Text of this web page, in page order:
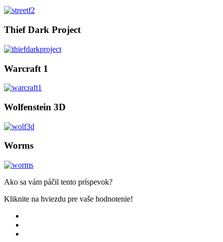
Thief Dark Project
Warcraft 1
Wolfenstein 3D
Worms
Ako sa vám páčil tento príspevok?
Kliknite na hviezdu pre vaše hodnotenie!